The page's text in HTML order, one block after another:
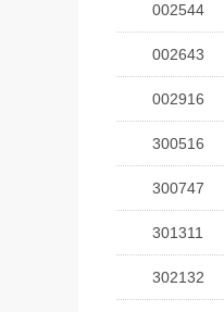
002544
002643
002916
300516
300747
301311
302132